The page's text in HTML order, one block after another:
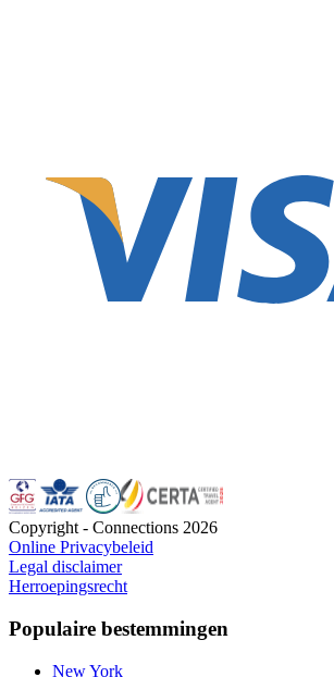
Copyright - Connections 2026
Online Privacybeleid
Legal disclaimer
Herroepingsrecht
Populaire bestemmingen
New York